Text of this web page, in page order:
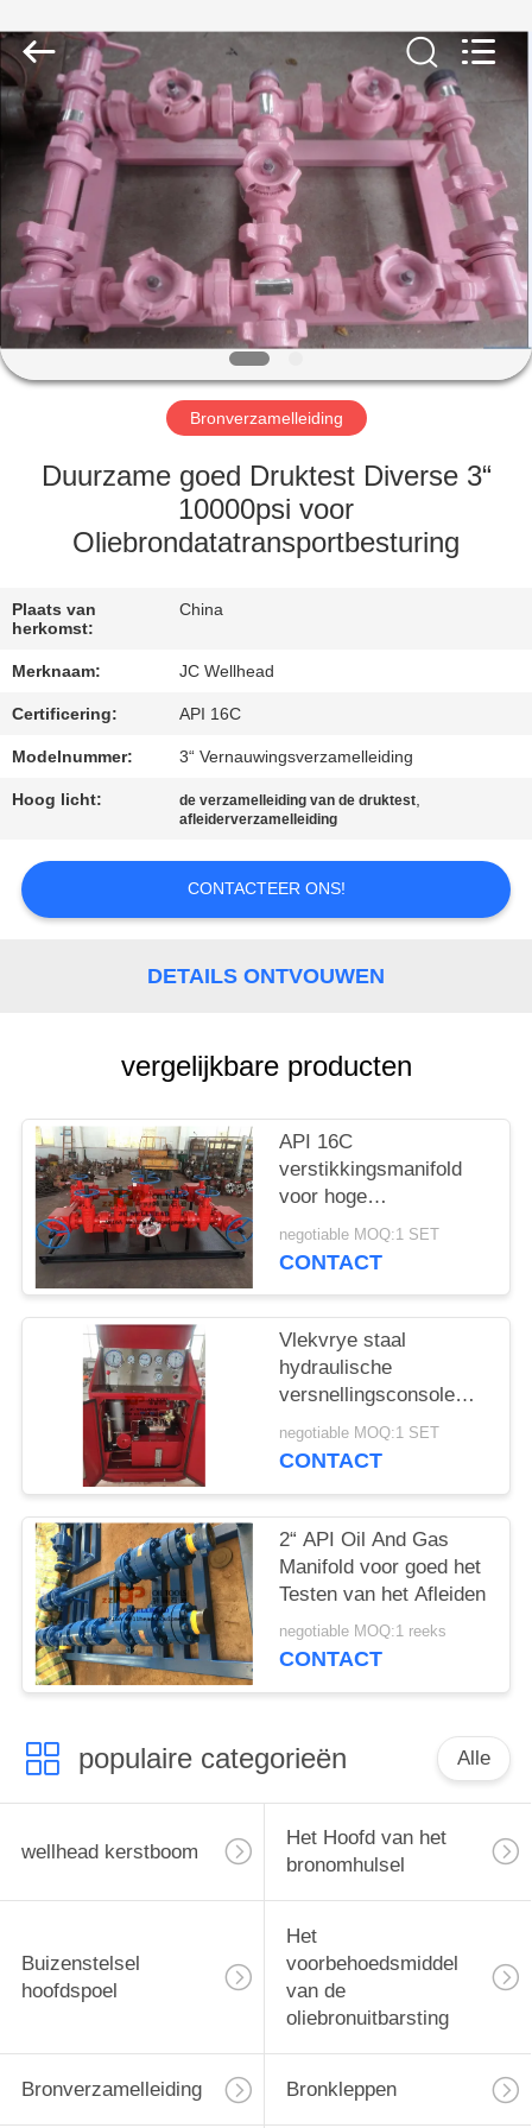
HUIS
PRODUCTEN
ONGEVEER
ONS
FABRIEKSREIS
KWALITEITSCONTROLE
CONTACTEER
GEVALLEN
SITEMAP
PRIVACY
POLICY
TOOLS
CO.，
LTD.
All
Rights
Reserved.
Bronverzamelleiding
Duurzame goed Druktest Diverse 3“
10000psi voor
Oliebrondatatransportbesturing
Plaats van
herkomst:
China
Merknaam: JC Wellhead
Certificering: API 16C
Modelnummer: 3“ Vernauwingsverzamelleiding
Hoog licht: de verzamelleiding van de druktest,
afleiderverzamelleiding
CONTACTEER ONS!
DETAILS ONTVOUWEN
vergelijkbare producten
API 16C
verstikkingsmanifold
voor hoge
drukputtestdiensten
negotiable MOQ:1 SET
CONTACT
Vlekvrye staal
hydraulische
versnellingsconsole
voor het besturen van
het
negotiable MOQ:1 SET
CONTACT
2“ API Oil And Gas
Manifold voor goed het
Testen van het Afleiden
negotiable MOQ:1 reeks
CONTACT
populaire categorieën Alle
wellhead kerstboom
Het Hoofd van het
bronomhulsel
Buizenstelsel
hoofdspoel
Het
voorbehoedsmiddel
van de
oliebronuitbarsting
Bronverzamelleiding Bronkleppen